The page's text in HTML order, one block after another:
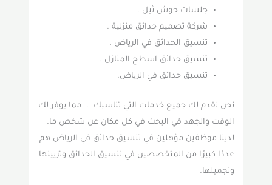
جلسات حوش ثيل .
شركة تصميم حدائق منزلية .
تنسيق الحدائق في الرياض .
تنسيق حدائق اسطح المنازل .
تنسيق حدائق في الرياض.
نحن نقدم لك جميع خدمات التي تناسبك . مما يوفر لك
الوقت والجهد في البحث في كل مكان عن شخص ما.
لدينا موظفين مؤهلين في تنسيق حدائق في الرياض هم
عددًا كبيرًا من المتخصصين في تنسيق الحدائق وتزيينها
وتجميلها.